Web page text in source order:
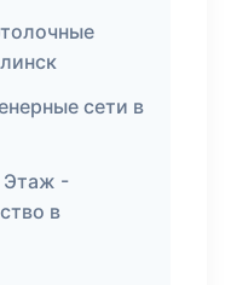
сети в
Этаж -
в